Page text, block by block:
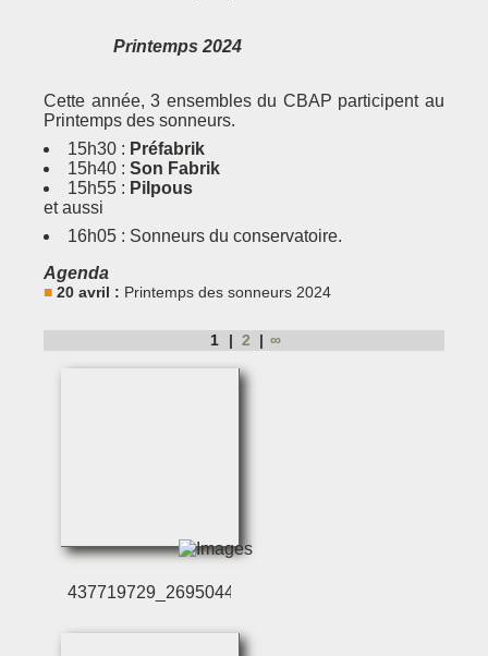
Printemps 2024
Cette année, 3 ensembles du CBAP participent au
Printemps des sonneurs.
15h30 : Préfabrik
15h40 : Son Fabrik
15h55 : Pilpous
et aussi
16h05 : Sonneurs du conservatoire.
Agenda
20 avril : Printemps des sonneurs 2024
1 2 ∞
437719729_2695044123